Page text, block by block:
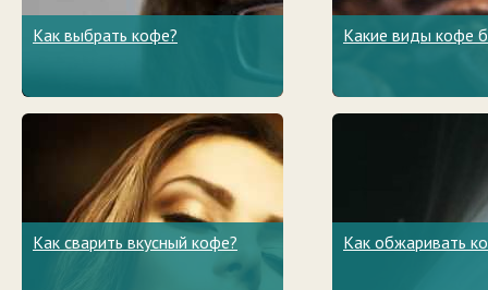
Как выбрать кофе? Какие виды кофе
Как сварить вкусный кофе? Как обжаривать